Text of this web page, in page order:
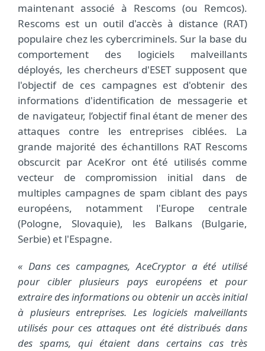
maintenant associé à Rescoms (ou Remcos).
Rescoms est un outil d'accès à distance (RAT)
populaire chez les cybercriminels. Sur la base du
comportement des logiciels malveillants
déployés, les chercheurs d'ESET supposent que
l'objectif de ces campagnes est d'obtenir des
informations d'identification de messagerie et
de navigateur, l’objectif final étant de mener des
attaques contre les entreprises ciblées. La
grande majorité des échantillons RAT Rescoms
obscurcit par AceKror ont été utilisés comme
vecteur de compromission initial dans de
multiples campagnes de spam ciblant des pays
européens, notamment l'Europe centrale
(Pologne, Slovaquie), les Balkans (Bulgarie,
Serbie) et l'Espagne.
« Dans ces campagnes, AceCryptor a été utilisé
pour cibler plusieurs pays européens et pour
extraire des informations ou obtenir un accès initial
à plusieurs entreprises. Les logiciels malveillants
utilisés pour ces attaques ont été distribués dans
des spams, qui étaient dans certains cas très